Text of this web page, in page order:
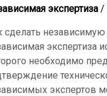
экспертиза/
сделать независимую
экспертиза
необходимо
экспертов